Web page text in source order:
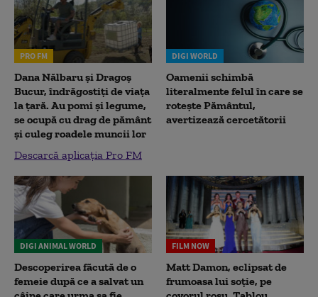
PRO FM
Dana Nălbaru și Dragoș
Bucur, îndrăgostiți de viața
la țară. Au pomi și legume,
se ocupă cu drag de pământ
și culeg roadele muncii lor
Descarcă aplicația Pro FM
DIGI WORLD
Oamenii schimbă
literalmente felul în care se
rotește Pământul,
avertizează cercetătorii
DIGI ANIMAL WORLD
Descoperirea făcută de o
femeie după ce a salvat un
FILM NOW
Matt Damon, eclipsat de
frumoasa lui soție, pe